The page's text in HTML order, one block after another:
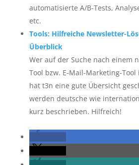
automatisierte A/B-Tests,
etc.
Tools: Hilfreiche Newsletter-
Überblick
Wer auf der Suche nach einem
Tool bzw. E-Mail-Marketing-
hat t3n eine gute Übersicht
werden deutsche wie
kurz beschrieben. Hilfreich!